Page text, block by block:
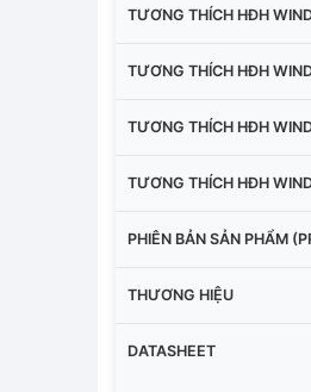
TƯƠNG THÍCH HĐH
TƯƠNG THÍCH HĐH
TƯƠNG THÍCH HĐH
TƯƠNG THÍCH HĐH
PHIÊN BẢN SẢN PHẨM
THƯƠNG HIỆU
DATASHEET